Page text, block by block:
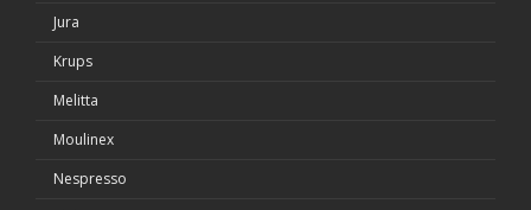
Jura
Krups
Melitta
Moulinex
Nespresso